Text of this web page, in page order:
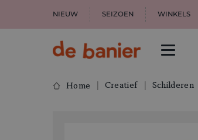
NIEUW SEIZOEN WINKELS
Home Creatief Schilderen